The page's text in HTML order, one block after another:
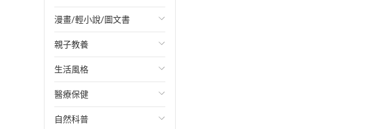
管理/領導
職場工作術
成功法
行銷/廣告
傳記
韓國文學
華文文學
經典文學
成長/家庭生活小說
懸疑/推理小說
政治
社會科學
台灣/中國歷史
日/韓歷史
其他歷史/史學
心靈成長/情緒
人際關係
兩性關係
心理學
漫畫/輕小說/圖文書
輕小說
奇幻/科幻
愛情故事
職場/社會寫實
親子教養
教育現場
兒童文學/故事
兒童科普/學習
生活風格
飲食/食譜
健身/美顏
醫療保健
健康/養生
自然科普